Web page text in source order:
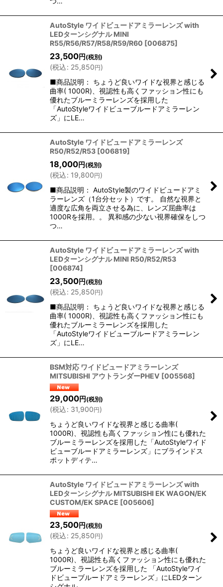
AutoStyle ワイドビュードアミラーレンズ with
LEDターンシグナル MINI
R55/R56/R57/R58/R59/R60 [006875]
23,500円 (税別)
(税込: 25,850円)
■商品説明： ちょうど良いワイドな視界と感じる
曲率( 1000R)、視認性も高くファッション性にも
優れたブルーミラーレンズを採用した
「AutoStyleワイドビューブルードアミラーレン
ズ」にLE…
AutoStyle ワイドビュードアミラーレンズ
R50/R52/R53 [006819]
18,000円 (税別)
(税込: 19,800円)
■商品説明： AutoStyle製のワイドビュードアミ
ラーレンズ（1台分セット）です。 自然な視界と
適度な広角を両立させる為に、レンズ屈曲率は
1000Rを採用。。 異和感の少ない視界確保をしつ
つ…
AutoStyle ワイドビュードアミラーレンズ with
LEDターンシグナル MINI R50/R52/R53
[006874]
23,500円 (税別)
(税込: 25,850円)
■商品説明： ちょうど良いワイドな視界と感じる
曲率( 1000R)、視認性も高くファッション性にも
優れたブルーミラーレンズを採用した
「AutoStyleワイドビューブルードアミラーレン
ズ」にLE…
BSM対応 ワイドビュードアミラーレンズ
MITSUBISHI アウトランダーPHEV [005568]
29,000円 (税別)
(税込: 31,900円)
ちょうど良いワイドな視界と感じる曲率(
1000R)、視認性も高くファッション性にも優れた
ブルーミラーレンズを採用した「AutoStyleワイド
ビューブルードアミラーレンズ」にブラインドス
ポットディテ…
AutoStyle ワイドビュードアミラーレンズ with
LEDターンシグナル MITSUBISHI EK WAGON/EK
CUSTOM/EK SPACE [005606]
23,500円 (税別)
(税込: 25,850円)
ちょうど良いワイドな視界と感じる曲率(
1000R)、視認性も高くファッション性にも優れた
ブルーミラーレンズを採用した 「AutoStyleワイ
ドビューブルードアミラーレンズ」にLEDターン